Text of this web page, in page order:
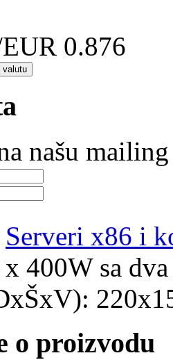
0.876
našu
Serveri x86 i
400W sa
o proizvodu